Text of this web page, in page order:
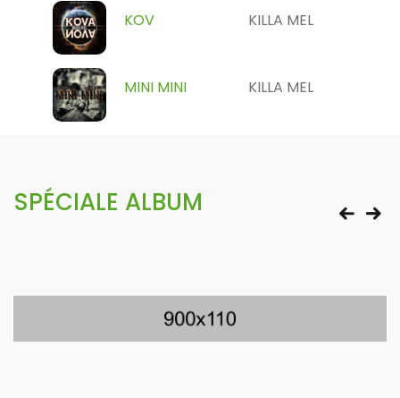
KOV KILLA MEL
MINI MINI KILLA MEL
SPÉCIALE ALBUM